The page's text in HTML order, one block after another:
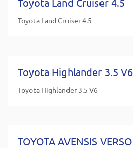
Toyota Land Cruiser 4.5
Toyota Highlander 3.5 V6
Toyota Highlander 3.5 V6
TOYOTA AVENSIS